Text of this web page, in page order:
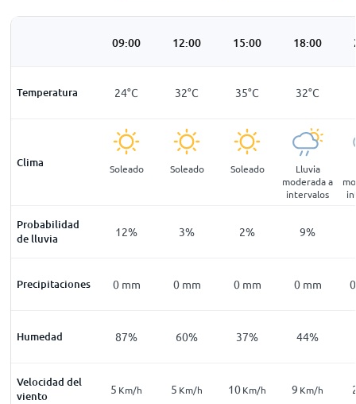
09:00 12:00 15:00 18:00
Temperatura
C 21°C 24°C 32°C 35°C 32°C
Clima Soleado Soleado Soleado
Lluvia
moderada a
intervalos
Probabilidad
de lluvia14% 12% 3% 2% 9%
Precipitaciones
mm 0mm 0 mm 0 mm 0 mm 0 mm
Humedad
92 87% 60% 37% 44%
Velocidad del
viento
h 6 Km/h 5 Km/h 5 Km/h 10Km/h 9 Km/h